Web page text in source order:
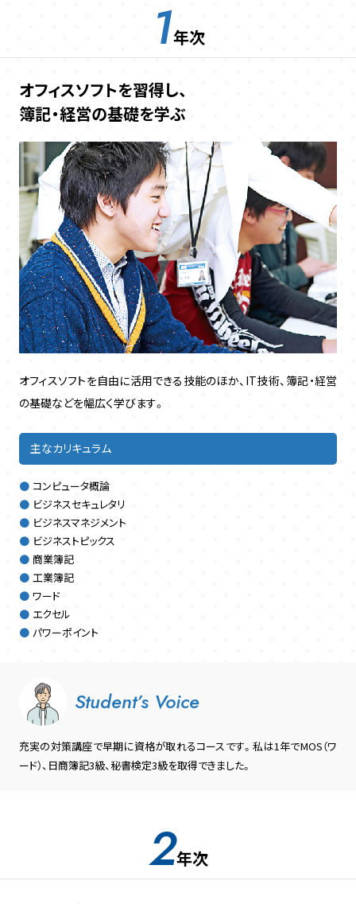
1年次
オフィスソフトを習得し、
簿記・経営の基礎を学ぶ
オフィスソフトを自由に活用できる技能のほか、IT技術、簿記・経営
の基礎などを幅広く学びます。
主なカリキュラム
コンピュータ概論
ビジネスセキュレタリ
ビジネスマネジメント
ビジネストピックス
商業簿記
工業簿記
ワード
エクセル
パワーポイント
Student’s Voice
充実の対策講座で早期に資格が取れるコースです。私は1年でMOS（ワ
ード）、日商簿記3級、秘書検定3級を取得できました。
2年次